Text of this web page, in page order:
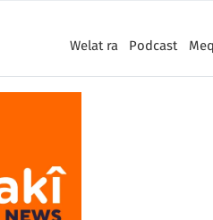
Welat ra Podcast